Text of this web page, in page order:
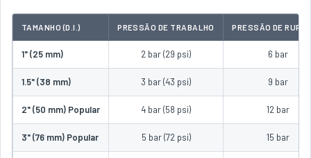
TAMANHO (D.I.) PRESSÃO DE TRABALHO PRESSÃO DE
1" (25 mm) 2 bar (29 psi) 6 bar
1.5" (38 mm) 3 bar (43 psi) 9 bar
2" (50 mm) Popular 4 bar (58 psi) 12 bar
3" (76 mm) Popular 5 bar (72 psi) 15 bar